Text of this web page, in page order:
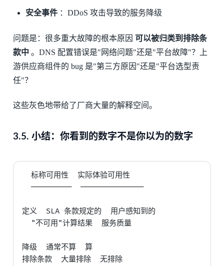
安全事件 ：DDoS 攻击导致的服务降级
问题是：很多重大故障的根本原因 可以被归类到排除条
款中 。DNS 配置错误是"网络问题"还是"平台故障"？上
游供应商组件的 bug 是"第三方原因"还是"平台选型责
任"？
这些灰色地带给了厂商大量的解释空间。
3.5. 小结：你看到的数字不是你以为的数字
  标称可用性  实际体验可用性
  ─────────  ──────────────
定义  SLA 条款规定的  用户感知到的
  "不可用"计算结果  服务质量
降级  通常不算  算
排除条款  大量排除  无排除